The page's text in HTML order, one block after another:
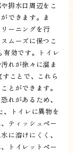
排水口周辺をこ
できます。ま
ーニングを行
ムーズに保つこ
有効です。トイレ
れが徐々に溜ま
ことで、これら
とができます。
れがあるため、
トイレに異物を
ティッシュペー
に溶けにくく、
トイレットペー